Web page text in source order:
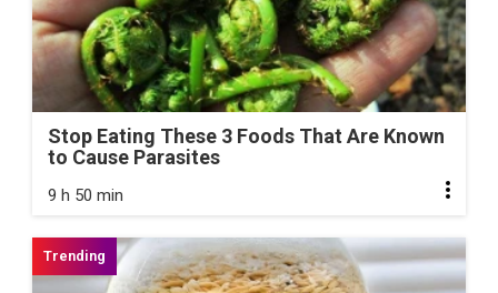
Stop Eating These 3 Foods That Are Known
to Cause Parasites
9 h 50 min